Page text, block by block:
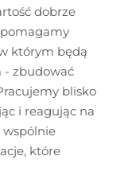
dobrze
pomagamy
którym będą
- zbudować
blisko
i reagując na
wspólnie
które